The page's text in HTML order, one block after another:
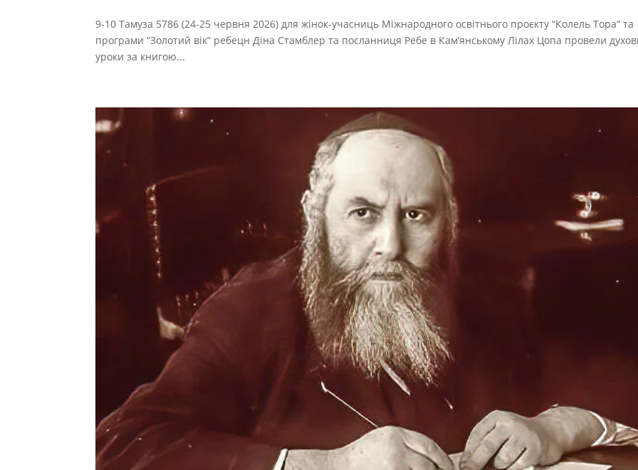
9-10 Тамуза 5786 (24-25 червня 2026) для жінок-учасниць Міжнародного освітнього проєкту “Колель Тора” та
програми “Золотий вік” ребецн Діна Стамблер та посланниця Ребе в Кам’янському Лілах Цопа провели
уроки за книгою...